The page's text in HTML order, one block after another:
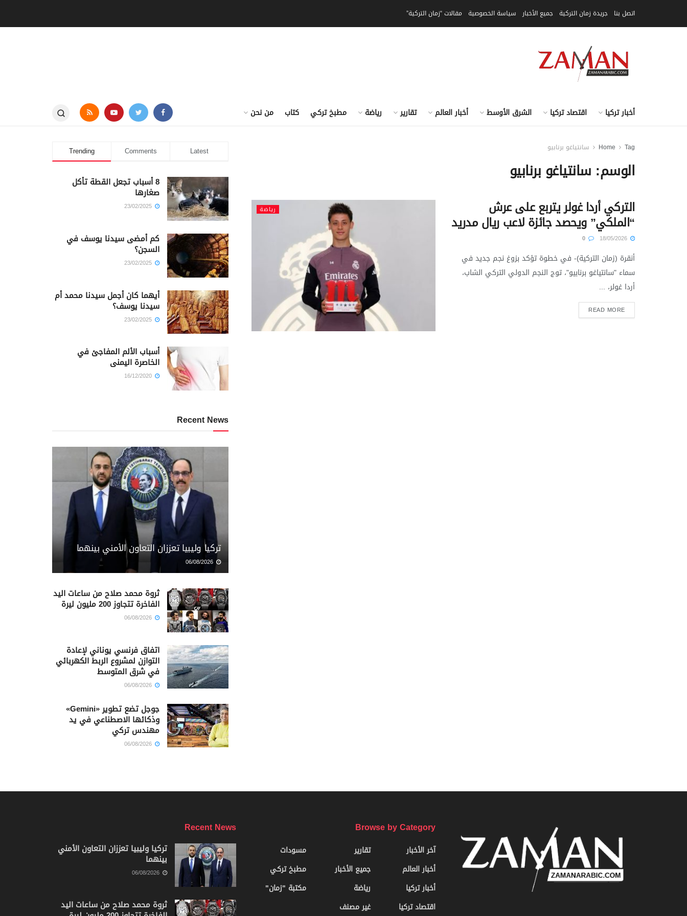
اتصل بنا جريدة زمان التركية جميع الأخبار سياسة الخصوصية مقالات “زمان التركية”
أخبار تركيا اقتصاد تركيا الشرق الأوسط أخبار العالم تقارير رياضة مطبخ تركي كتاب من نحن
Home Tag سانتياغو برنابيو
الوسم: سانتياغو برنابيو
رياضة التركي أردا غولر يتربع على عرش
“الملكي” ويحصد جائزة لاعب ريال مدريد
أنقرة (زمان التركية)- في خطوة تؤكد بزوغ نجم جديد في
سماء "سانتياغو برنابيو"، توج النجم الدولي التركي الشاب،
أردا غولر، ...
READ MORE
Trending Comments Latest
8 أسباب تجعل القطة تأكل
صغارها
كم أمضى سيدنا يوسف في
السجن؟
أيهما كان أجمل سيدنا محمد أم
سيدنا يوسف؟
أسباب الألم المفاجئ في
الخاصرة اليمنى
Recent News
تركيا وليبيا تعززان التعاون الأمني بينهما
ثروة محمد صلاح من ساعات اليد
الفاخرة تتجاوز 200 مليون ليرة
اتفاق فرنسي يوناني لإعادة
التوازن لمشروع الربط الكهربائي
في شرق المتوسط
جوجل تضع تطوير «Gemini»
وذكائها الاصطناعي في يد
مهندس تركي
Browse by Category
آخر الأخبار
أخبار العالم
أخبار تركيا
اقتصاد تركيا
تقارير
جميع الأخبار
رياضة
غير مصنف
مسودات
مطبخ تركي
مكتبة "زمان"
Recent News
تركيا وليبيا تعززان التعاون الأمني
بينهما
ثروة محمد صلاح من ساعات اليد